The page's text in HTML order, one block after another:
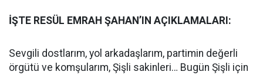
İŞTE RESÜL EMRAH ŞAHAN’IN AÇIKLAMALARI:
Sevgili dostlarım, yol arkadaşlarım, partimin değerli
örgütü ve komşularım, Şişli sakinleri… Bugün Şişli için